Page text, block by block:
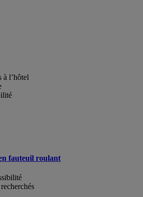
à l’hôtel
fauteuil roulant